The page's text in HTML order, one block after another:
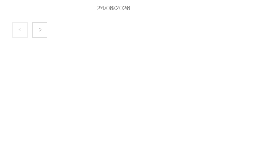
24/06/2026